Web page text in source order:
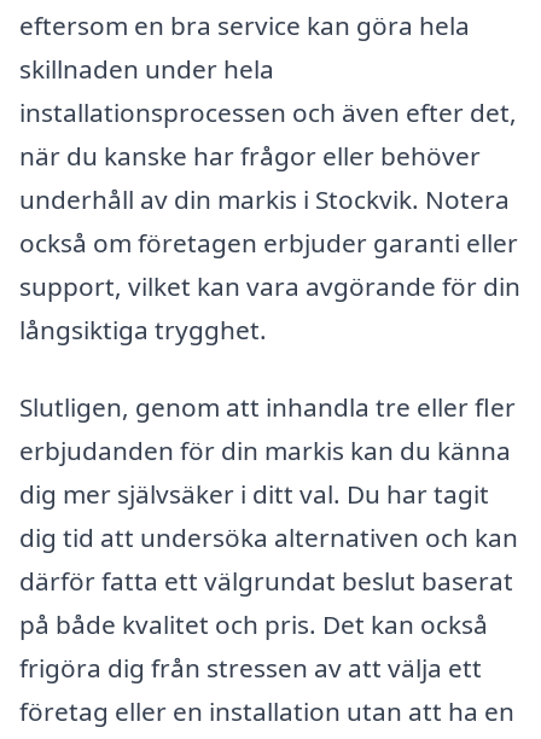
eftersom en bra service kan göra hela
skillnaden under hela
installationsprocessen och även efter det,
när du kanske har frågor eller behöver
underhåll av din markis i Stockvik. Notera
också om företagen erbjuder garanti eller
support, vilket kan vara avgörande för din
långsiktiga trygghet.
Slutligen, genom att inhandla tre eller fler
erbjudanden för din markis kan du känna
dig mer självsäker i ditt val. Du har tagit
dig tid att undersöka alternativen och kan
därför fatta ett välgrundat beslut baserat
på både kvalitet och pris. Det kan också
frigöra dig från stressen av att välja ett
företag eller en installation utan att ha en